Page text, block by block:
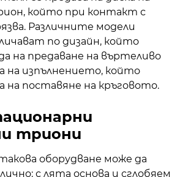
който при контакт с
Различните модели
по дизайн, който
на предаване на въртеливо
на изпълнението, който
на поставяне на кръговото.
триони
оборудване може да
с лята основа и сглобяем